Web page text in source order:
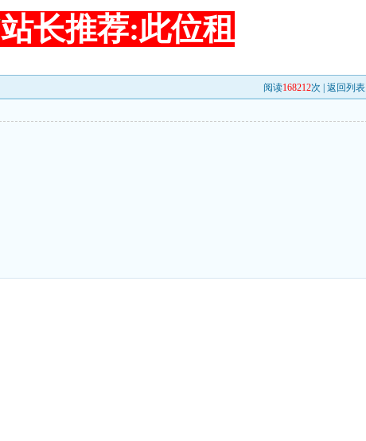
站长推荐:此位租
阅读168212次 | 返回列表